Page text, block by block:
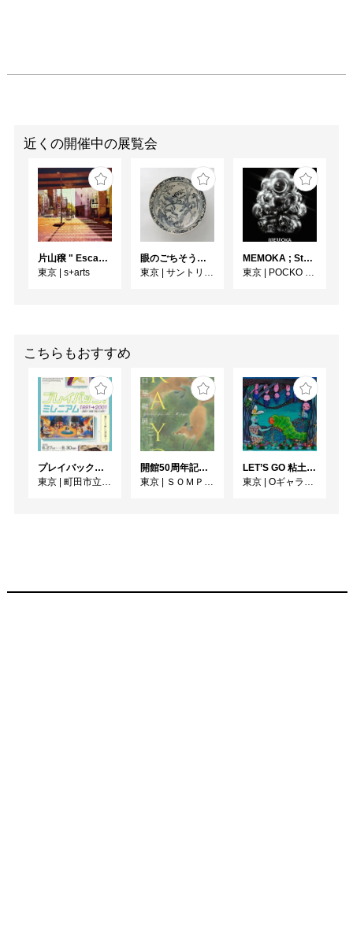
近くの開催中の展覧会
片山穣 " Escape to unravel "
東京
s+arts
眼のごちそう 食器
東京
サントリー美術館
MEMOKA ; Stability is Temporary
東京
POCKO GALLERY TOKYO
こちらもおすすめ
プレイバック！ミレニアム1991→2001 版画が／版画で越えた境界
東京
町田市立国際版画美術館
開館50周年記念 山口華楊展
東京
ＳＯＭＰＯ美術館
LET’S GO 粘土（クレイ）ジ−
東京
Oギャラリー